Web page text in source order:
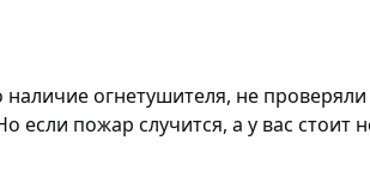
огнетушителя, не проверяли
пожар случится, а у вас